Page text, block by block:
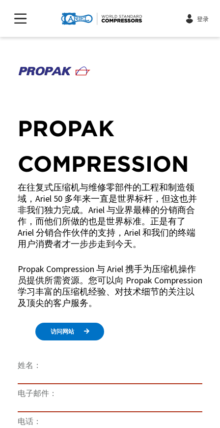
登录
PROPAK
COMPRESSION
在往复式压缩机与维修零部件的工程和制造领
域，Ariel 50 多年来一直是世界标杆，但这也并
非我们独力完成。Ariel 与业界最棒的分销商合
作，而他们所做的也是世界标准。正是有了
Ariel 分销合作伙伴的支持，Ariel 和我们的终端
用户消费者才一步步走到今天。
Propak Compression 与 Ariel 携手为压缩机操作
员提供所需资源。您可以向 Propak Compression
学习丰富的压缩机经验、对技术细节的关注以
及顶尖的客户服务。
访问网站
姓名：
电子邮件：
电话：